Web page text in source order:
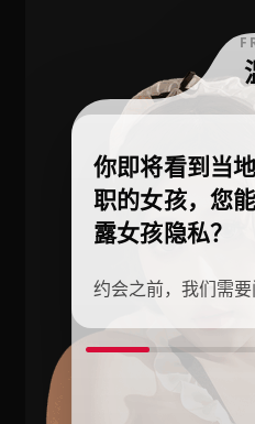
你即将看到当
职的女孩，您
露女孩隐私？
约会之前，我们需要